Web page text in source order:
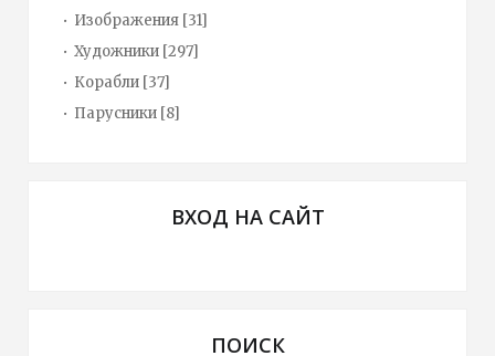
Изображения [31]
Художники [297]
Корабли [37]
Парусники [8]
ВХОД НА САЙТ
ПОИСК